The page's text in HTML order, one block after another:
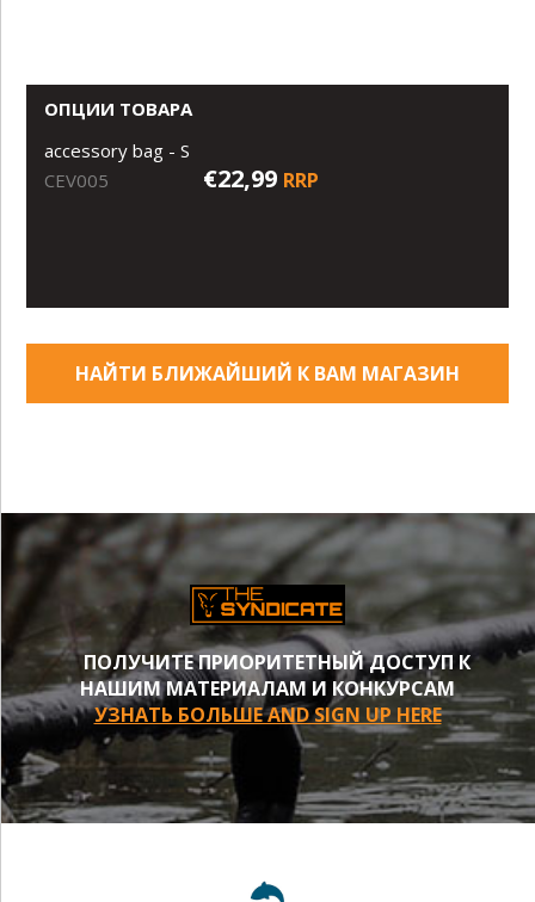
ОПЦИИ ТОВАРА
accessory bag - S
CEV005
€22,99 RRP
НАЙТИ БЛИЖАЙШИЙ К ВАМ МАГАЗИН
ПОЛУЧИТЕ ПРИОРИТЕТНЫЙ ДОСТУП К
НАШИМ МАТЕРИАЛАМ И КОНКУРСАМ
УЗНАТЬ БОЛЬШЕ AND SIGN UP HERE